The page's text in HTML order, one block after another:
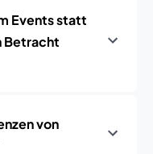
Events statt
Betracht
von